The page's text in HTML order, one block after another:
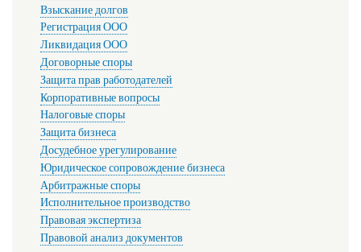
Взыскание долгов
Регистрация ООО
Ликвидация ООО
Договорные споры
Защита прав работодателей
Корпоративные вопросы
Налоговые споры
Защита бизнеса
Досудебное урегулирование
Юридическое сопровождение бизнеса
Арбитражные споры
Исполнительное производство
Правовая экспертиза
Правовой анализ документов